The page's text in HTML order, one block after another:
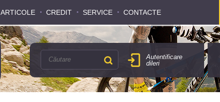
ARTICOLE CREDIT SERVICE CONTACTE
ARTICOLE CREDIT SERVICE CONTACTE
Autentificare
dileri